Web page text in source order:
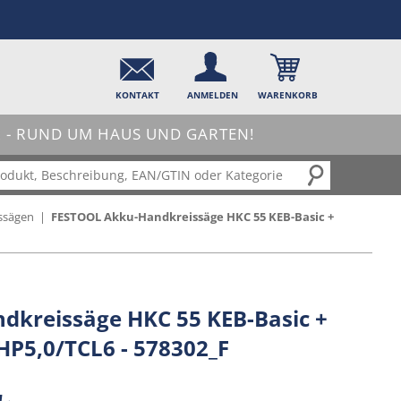
KONTAKT ANMELDEN WARENKORB
RUND UM HAUS UND GARTEN!
| FESTOOL Akku-Handkreissäge HKC 55 KEB-Basic +
HKC 55 KEB-Basic +
TCL6 - 578302_F